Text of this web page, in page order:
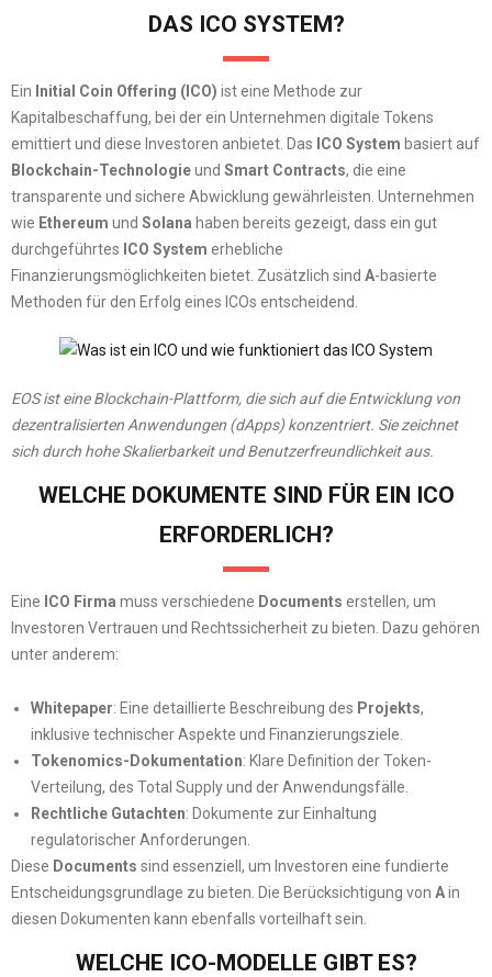
DAS ICO SYSTEM?
Ein Initial Coin Offering (ICO) ist eine Methode zur
Kapitalbeschaffung, bei der ein Unternehmen digitale Tokens
emittiert und diese Investoren anbietet. Das ICO System basiert auf
Blockchain-Technologieund Smart Contracts, die eine
transparente und sichere Abwicklung gewährleisten. Unternehmen
wie Ethereum und Solana haben bereits gezeigt, dass ein gut
durchgeführtes ICO System erhebliche
Finanzierungsmöglichkeiten bietet. Zusätzlich sind A-basierte
Methoden für den Erfolg eines ICOs entscheidend.
EOS ist eine Blockchain-Plattform, die sich auf die Entwicklung von
dezentralisierten Anwendungen (dApps) konzentriert. Sie zeichnet
sich durch hohe Skalierbarkeit und Benutzerfreundlichkeit aus.
WELCHE DOKUMENTE SIND FÜR EIN ICO
ERFORDERLICH?
Eine ICO Firma muss verschiedene Documents erstellen, um
Investoren Vertrauen und Rechtssicherheit zu bieten. Dazu gehören
unter anderem:
Whitepaper: Eine detaillierte Beschreibung des Projekts,
inklusive technischer Aspekte und Finanzierungsziele.
Tokenomics-Dokumentation: Klare Definition der Token-
Verteilung, des Total Supply und der Anwendungsfälle.
Rechtliche Gutachten: Dokumente zur Einhaltung
regulatorischer Anforderungen.
Diese Documents sind essenziell, um Investoren eine fundierte
Entscheidungsgrundlage zu bieten. Die Berücksichtigung von Ain
diesen Dokumenten kann ebenfalls vorteilhaft sein.
WELCHE ICO-MODELLE GIBT ES?